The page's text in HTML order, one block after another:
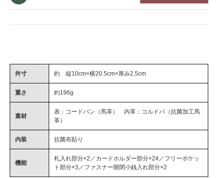
外寸 約 縦10cm×横20.5cm×厚み2.5cm
重さ 約196g
素材
表：コードバン（馬革） 内革：コルドバ（抗菌加工馬
革）
内装 抗菌布貼り
機能
札入れ部分×2／カードホルダー部分×24／フリーポケッ
ト部分×3／ファスナー開閉小銭入れ部分×2